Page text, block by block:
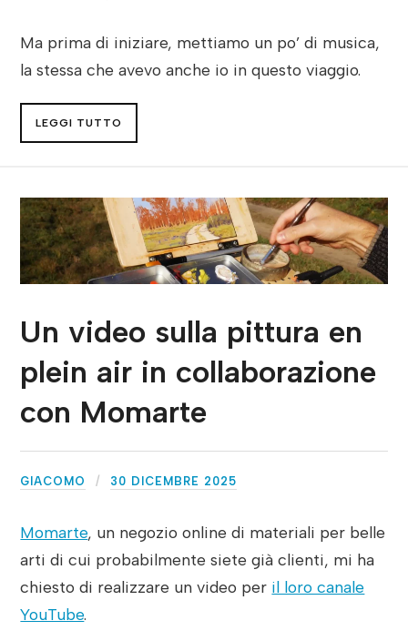
Ma prima di iniziare, mettiamo un po’ di musica,
la stessa che avevo anche io in questo viaggio.
LEGGI TUTTO
Un video sulla pittura en
plein air in collaborazione
con Momarte
GIACOMO 30 DICEMBRE 2025
Momarte, un negozio online di materiali per belle
arti di cui probabilmente siete già clienti, mi ha
chiesto di realizzare un video per il loro canale
YouTube.